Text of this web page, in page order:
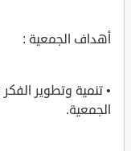
أهداف الجمعية :
• تنمية وتطوير
الجمعية.